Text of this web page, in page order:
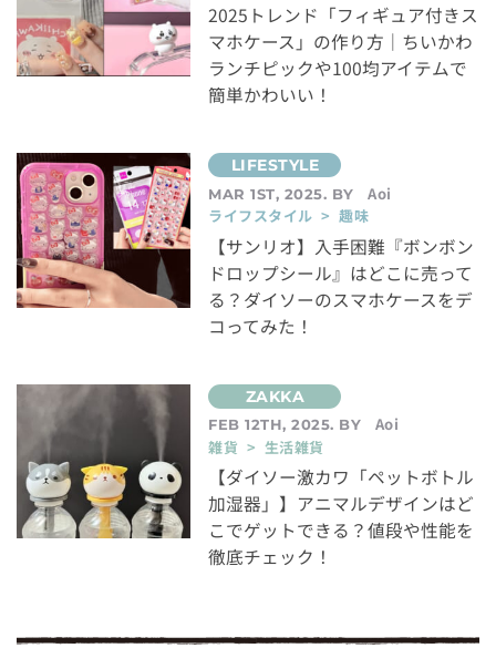
2025トレンド「フィギュア付きス
マホケース」の作り方｜ちいかわ
ランチピックや100均アイテムで
簡単かわいい！
MAR 1ST, 2025. BY
Aoi
ライフスタイル > 趣味
【サンリオ】入手困難『ボンボン
ドロップシール』はどこに売って
る？ダイソーのスマホケースをデ
コってみた！
FEB 12TH, 2025. BY
Aoi
雑貨 > 生活雑貨
【ダイソー激カワ「ペットボトル
加湿器」】アニマルデザインはど
こでゲットできる？値段や性能を
徹底チェック！